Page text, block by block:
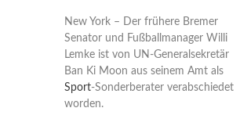
New York – Der frühere Bremer
Senator und Fußballmanager Willi
Lemke ist von UN-Generalsekretär
Ban Ki Moon aus seinem Amt als
Sport-Sonderberater verabschiedet
worden.